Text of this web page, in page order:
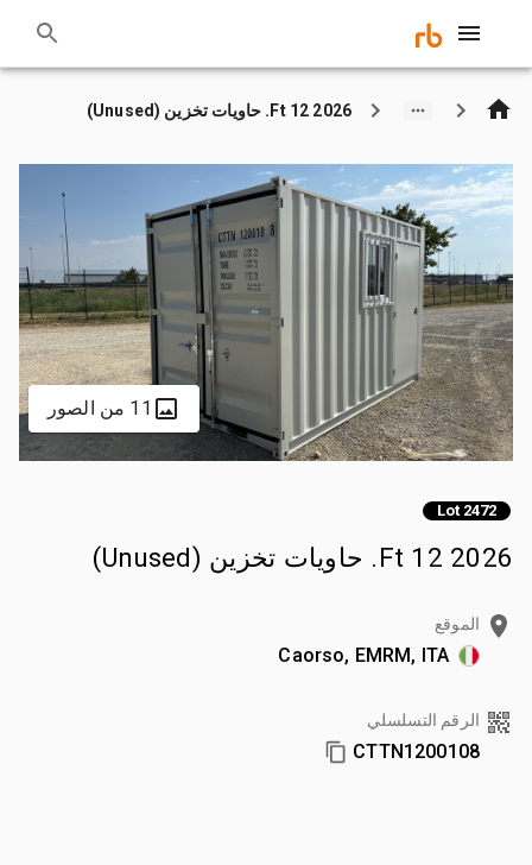
2026 12 Ft. حاويات تخزين (Unused)
11 من الصور
Lot 2472
2026 12 Ft. حاويات تخزين (Unused)
الموقع
Caorso, EMRM, ITA
الرقم التسلسلي
CTTN1200108